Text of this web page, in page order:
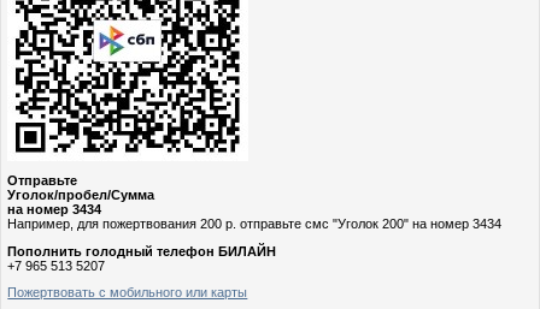
Отправьте
Уголок/пробел/Сумма
на номер 3434
Например, для пожертвования 200 р. отправьте смс "Уголок 200" на номер 3434
Пополнить голодный телефон БИЛАЙН
+7 965 513 5207
Пожертвовать с мобильного или карты